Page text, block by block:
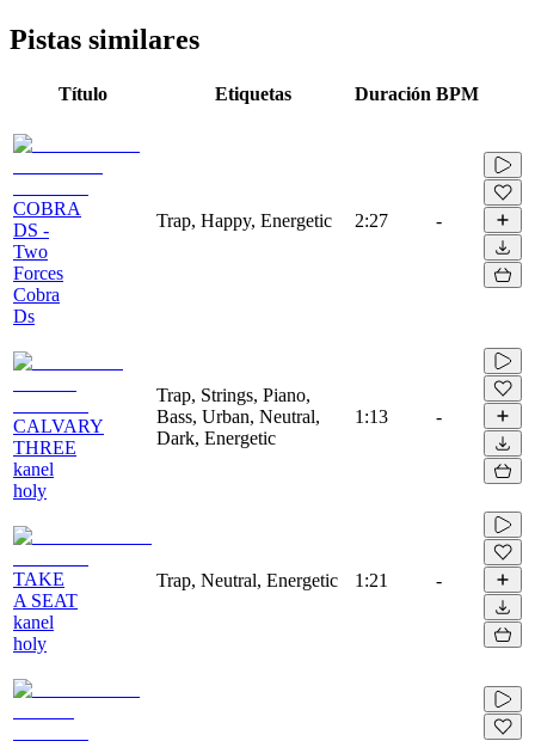
Pistas similares
Título Etiquetas Duración BPM
COBRA
DS -
Two
Forces
Cobra
Ds
Trap, Happy, Energetic 2:27 -
CALVARY
THREE
kanel
holy
Trap, Strings, Piano,
Bass, Urban, Neutral,
Dark, Energetic
1:13 -
TAKE
A SEAT
kanel
holy
Trap, Neutral, Energetic 1:21 -